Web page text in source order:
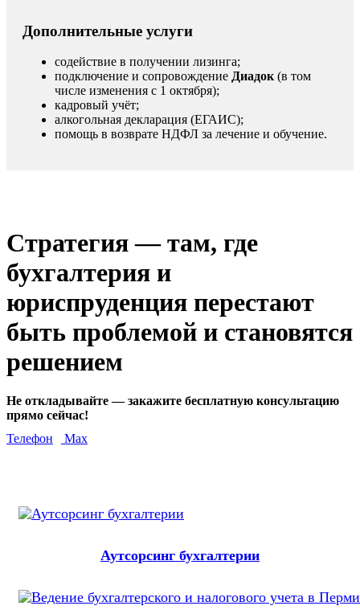
Дополнительные услуги
содействие в получении лизинга;
подключение и сопровождение Диадок (в том
числе изменения с 1 октября);
кадровый учёт;
алкогольная декларация (ЕГАИС);
помощь в возврате НДФЛ за лечение и обучение.
Стратегия — там, где
бухгалтерия и
юриспруденция перестают
быть проблемой и становятся
решением
Не откладывайте — закажите бесплатную консультацию
прямо сейчас!
Телефон
Max
Аутсорсинг бухгалтерии